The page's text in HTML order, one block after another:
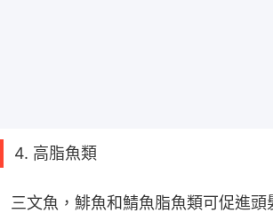
4. 高脂魚類
三文魚，鯡魚和鯖魚脂魚類可促進頭